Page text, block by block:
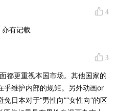
统
4
有记载
3
都更重视本国市场。其他国家的
乎维护内部的规矩。另外动画or
日本对于“男性向”“女性向”的区